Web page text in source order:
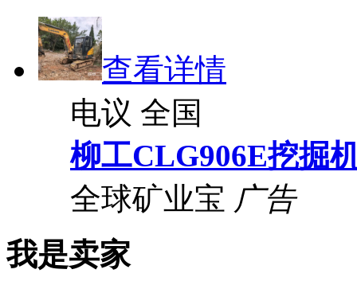
查看详情
电议 全国
柳工CLG906E挖掘
全球矿业宝 广告
我是卖家